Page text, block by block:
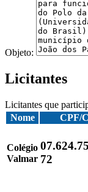
Objeto:
Licitantes
Licitantes que
Nome
CPF/
Colégio
Valmar 72